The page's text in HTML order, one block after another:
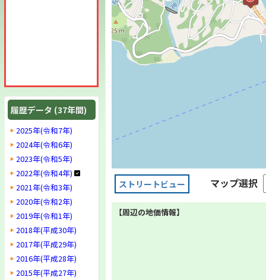
ストリートビュー マップ選択
【周辺の地価情報】
履歴データ (37年間)
2025年(令和7年)
2024年(令和6年)
2023年(令和5年)
2022年(令和4年)
2021年(令和3年)
2020年(令和2年)
2019年(令和1年)
2018年(平成30年)
2017年(平成29年)
2016年(平成28年)
2015年(平成27年)